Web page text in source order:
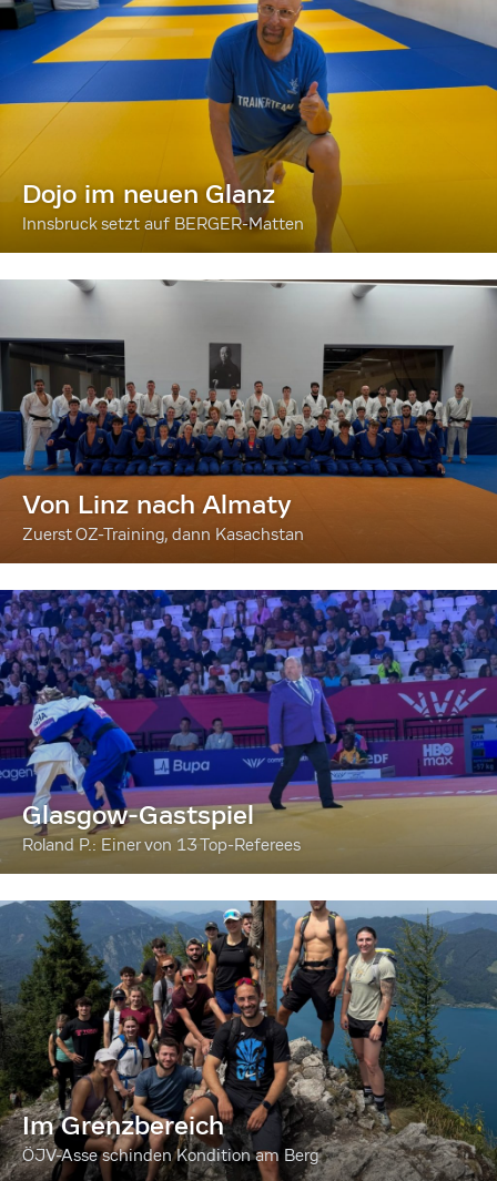
Dojo im neuen Glanz
Innsbruck setzt auf BERGER-Matten
Von Linz nach Almaty
Zuerst OZ-Training, dann Kasachstan
Glasgow-Gastspiel
Roland P.: Einer von 13 Top-Referees
Im Grenzbereich
ÖJV-Asse schinden Kondition am Berg